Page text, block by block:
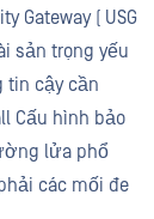
Gateway ( USG
sản trọng yếu
tin cậy cần
Cấu hình bảo
lửa phổ
các mối đe